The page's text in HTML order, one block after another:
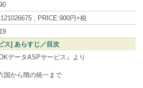
; PRICE:900円+税
ス] あらすじ／目次
データASPサービス』より
国から隋の統一まで